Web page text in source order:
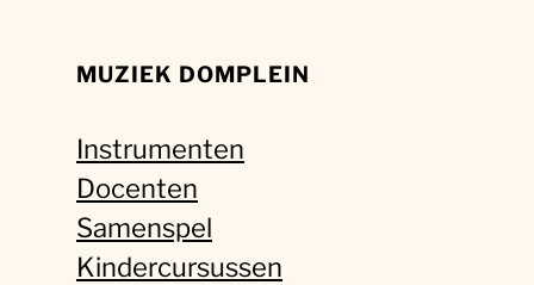
MUZIEK DOMPLEIN
Instrumenten
Docenten
Samenspel
Kindercursussen